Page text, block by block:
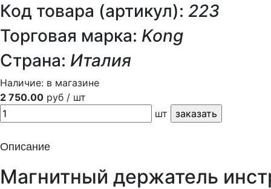
Код товара (артикул): 223
Торговая марка: Kong
Страна: Италия
Наличие: в магазине
2 750.00 руб / шт
шт
Описание
Магнитный держатель